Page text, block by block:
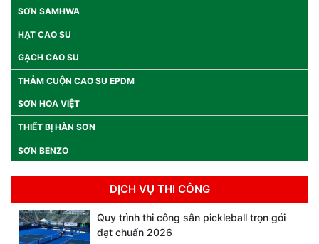
SƠN SAMHWA
HẠT CAO SU
GẠCH CAO SU
THẢM CUỘN CAO SU EPDM
SƠN HOA VIỆT
THIẾT BỊ HÀN SƠN
SƠN BENZO
DỊCH VỤ THI CÔNG
Quy trình thi công sân pickleball trọn gói
đạt chuẩn 2026